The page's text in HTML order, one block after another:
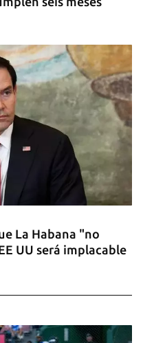
La Habana "no
UU será implacable